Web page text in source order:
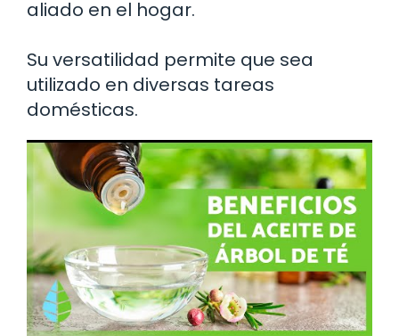
aliado en el hogar.
Su versatilidad permite que sea
utilizado en diversas tareas
domésticas.